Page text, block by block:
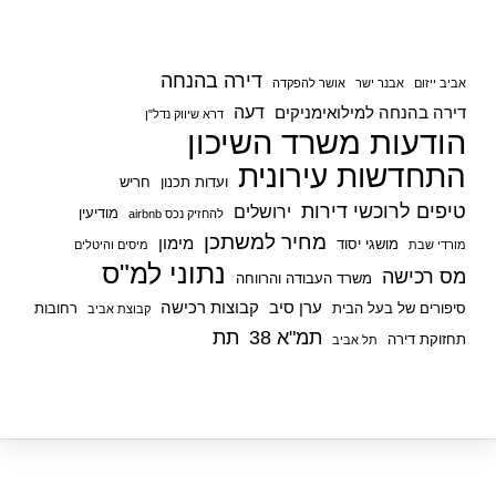
אביב ייזום אבנר ישר אושר להפקדה דירה בהנחה
דירה בהנחה למילואימניקים דעה דרא שיווק נדל"ן
הודעות משרד השיכון
התחדשות עירונית ועדות תכנון חריש
טיפים לרוכשי דירות ירושלים להחזיק נכס airbnb מודיעין
מורדי שבת מושגי יסוד מחיר למשתכן מימון מיסים והיטלים
מס רכישה משרד העבודה והרווחה נתוני למ"ס
סיפורים של בעל הבית ערן סיב קבוצות רכישה קבוצת אביב
רחובות
תחזוקת דירה
תל אביב תמ"א 38 תת